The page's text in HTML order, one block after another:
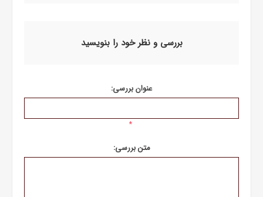
بررسی و نظر خود را بنویسید
عنوان بررسی:
*
متن بررسی: